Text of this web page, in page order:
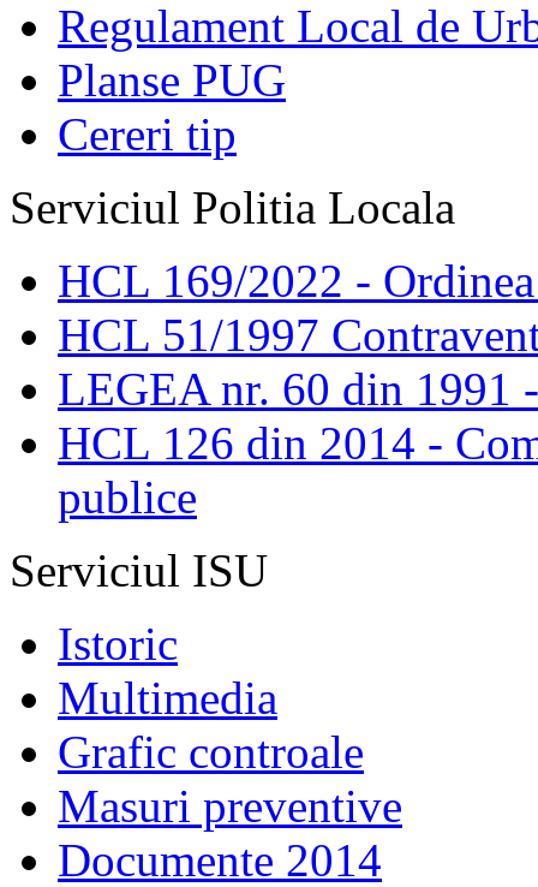
Regulament Local de
Planse PUG
Cereri tip
Serviciul Politia Locala
HCL 169/2022 -
HCL 51/1997
LEGEA nr. 60 din 1991
HCL 126 din 2014 -
publice
Serviciul ISU
Istoric
Multimedia
Grafic controale
Masuri preventive
Documente 2014